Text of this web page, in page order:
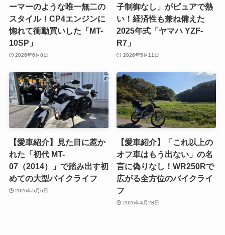
ーマーのような唯一無二の
スタイル！CP4エンジンに
惚れて衝動買いした「MT-
10SP」
2026年6月8日
子制御なし」がピュアで熱
い！経済性も兼ね備えた
2025年式「ヤマハ YZF-
R7」
2026年5月11日
【愛車紹介】見た目に惹か
れた「初代 MT-
07（2014）」で踏み出す初
めての大型バイクライフ
2026年5月6日
【愛車紹介】「これ以上の
オフ車はもう出ない」の名
言に偽りなし！WR250Rで
広がる全方位のバイクライ
フ
2026年4月28日